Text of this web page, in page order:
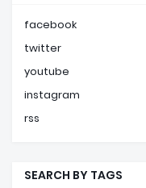
facebook
twitter
youtube
instagram
rss
SEARCH BY TAGS